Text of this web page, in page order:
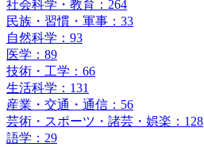
社会科学・教育：264
民族・習慣・軍事：33
自然科学：93
医学：89
技術・工学：66
生活科学：131
産業・交通・通信：56
芸術・スポーツ・諸芸・娯楽：128
語学：29